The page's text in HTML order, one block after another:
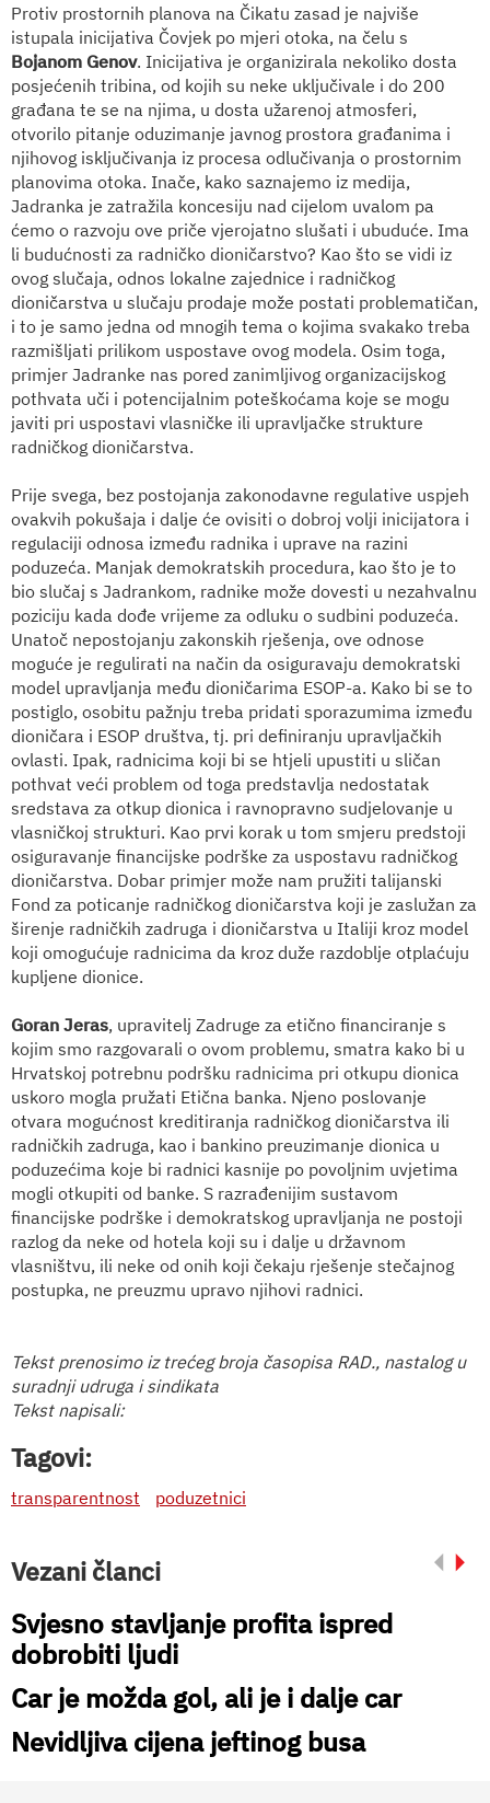
Protiv prostornih planova na Čikatu zasad je najviše
istupala inicijativa Čovjek po mjeri otoka, na čelu s
Bojanom Genov. Inicijativa je organizirala nekoliko dosta
posjećenih tribina, od kojih su neke uključivale i do 200
građana te se na njima, u dosta užarenoj atmosferi,
otvorilo pitanje oduzimanje javnog prostora građanima i
njihovog isključivanja iz procesa odlučivanja o prostornim
planovima otoka. Inače, kako saznajemo iz medija,
Jadranka je zatražila koncesiju nad cijelom uvalom pa
ćemo o razvoju ove priče vjerojatno slušati i ubuduće. Ima
li budućnosti za radničko dioničarstvo? Kao što se vidi iz
ovog slučaja, odnos lokalne zajednice i radničkog
dioničarstva u slučaju prodaje može postati problematičan,
i to je samo jedna od mnogih tema o kojima svakako treba
razmišljati prilikom uspostave ovog modela. Osim toga,
primjer Jadranke nas pored zanimljivog organizacijskog
pothvata uči i potencijalnim poteškoćama koje se mogu
javiti pri uspostavi vlasničke ili upravljačke strukture
radničkog dioničarstva.
Prije svega, bez postojanja zakonodavne regulative uspjeh
ovakvih pokušaja i dalje će ovisiti o dobroj volji inicijatora i
regulaciji odnosa između radnika i uprave na razini
poduzeća. Manjak demokratskih procedura, kao što je to
bio slučaj s Jadrankom, radnike može dovesti u nezahvalnu
poziciju kada dođe vrijeme za odluku o sudbini poduzeća.
Unatoč nepostojanju zakonskih rješenja, ove odnose
moguće je regulirati na način da osiguravaju demokratski
model upravljanja među dioničarima ESOP-a. Kako bi se to
postiglo, osobitu pažnju treba pridati sporazumima između
dioničara i ESOP društva, tj. pri definiranju upravljačkih
ovlasti. Ipak, radnicima koji bi se htjeli upustiti u sličan
pothvat veći problem od toga predstavlja nedostatak
sredstava za otkup dionica i ravnopravno sudjelovanje u
vlasničkoj strukturi. Kao prvi korak u tom smjeru predstoji
osiguravanje financijske podrške za uspostavu radničkog
dioničarstva. Dobar primjer može nam pružiti talijanski
Fond za poticanje radničkog dioničarstva koji je zaslužan za
širenje radničkih zadruga i dioničarstva u Italiji kroz model
koji omogućuje radnicima da kroz duže razdoblje otplaćuju
kupljene dionice.
Goran Jeras, upravitelj Zadruge za etično financiranje s
kojim smo razgovarali o ovom problemu, smatra kako bi u
Hrvatskoj potrebnu podršku radnicima pri otkupu dionica
uskoro mogla pružati Etična banka. Njeno poslovanje
otvara mogućnost kreditiranja radničkog dioničarstva ili
radničkih zadruga, kao i bankino preuzimanje dionica u
poduzećima koje bi radnici kasnije po povoljnim uvjetima
mogli otkupiti od banke. S razrađenijim sustavom
financijske podrške i demokratskog upravljanja ne postoji
razlog da neke od hotela koji su i dalje u državnom
vlasništvu, ili neke od onih koji čekaju rješenje stečajnog
postupka, ne preuzmu upravo njihovi radnici.
Tekst prenosimo iz trećeg broja časopisa RAD., nastalog u
suradnji udruga i sindikata
Tekst napisali:
Tagovi:
transparentnost poduzetnici
Vezani članci
Svjesno stavljanje profita ispred
dobrobiti ljudi
Car je možda gol, ali je i dalje car
Nevidljiva cijena jeftinog busa